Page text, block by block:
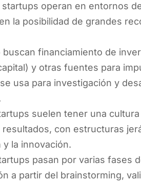
startups operan en entornos
la posibilidad de grandes
buscan financiamiento de
y otras fuentes para
usa para investigación y
suelen tener una
resultados, con estructuras
la innovación.
pasan por varias fases
a partir del brainstorming,